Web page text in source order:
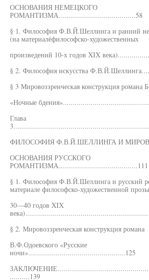
ОСНОВАНИЯ НЕМЕЦКОГО
РОМАНТИЗМА.......................................58
§ 1. Философия Ф.В.Й.Шеллинга и ранний
(на материалёфилософско-художественных
произведений 10-х годов XIX
§ 2. Философия искусства
§ 3 Мировоззренческая конструкция романа
«Ночные
Глава
ФИЛОСОФИЯ Ф.В.Й.ШЕЛЛИНГА И
ОСНОВАНИЯ РУССКОГО
РОМАНТИЗМА........................................111
§ 1. Философия Ф.В.Й.Шеллинга и русский
материале философско-художественной прозы
30—40 годов XIX
§ 2. Мировоззренческая конструкция романа
В.Ф.Одоевского «Русские
ночи».................................................125
..........139